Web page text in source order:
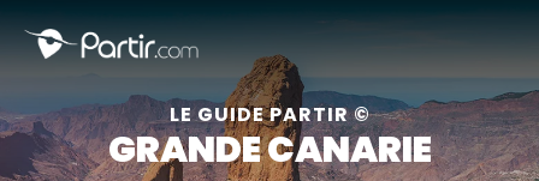
LE GUIDE PARTIR ©
GRANDE CANARIE
Fermer
📍 Destinations populaires